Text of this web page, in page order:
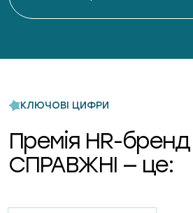
КЛЮЧОВІ ЦИФРИ
Премія HR-бренд
СПРАВЖНІ — це: